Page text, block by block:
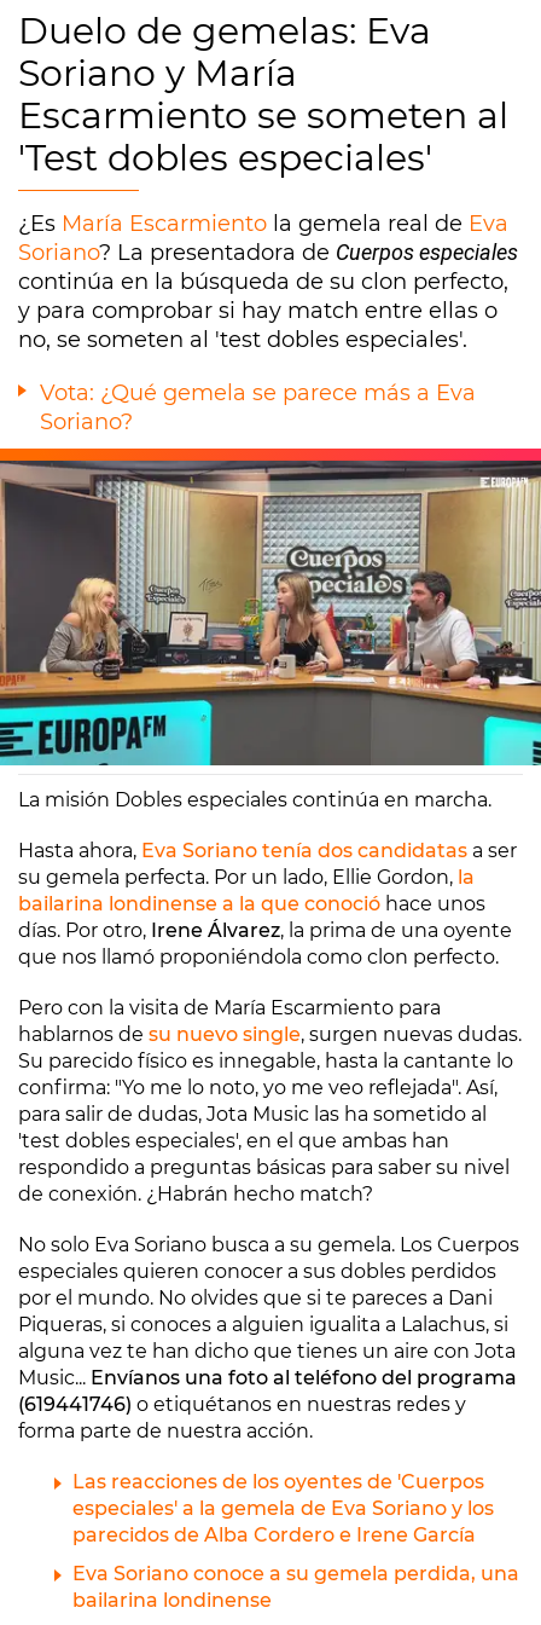
Duelo de gemelas: Eva
Soriano y María
Escarmiento se someten al
'Test dobles especiales'
¿Es María Escarmiento la gemela real de Eva
Soriano? La presentadora de Cuerpos especiales
continúa en la búsqueda de su clon perfecto,
y para comprobar si hay match entre ellas o
no, se someten al 'test dobles especiales'.
Vota: ¿Qué gemela se parece más a Eva
Soriano?
Europa FM
Madrid 11/04/2024 13:03
La misión Dobles especiales continúa en marcha.
Hasta ahora, Eva Soriano tenía dos candidatas a ser
su gemela perfecta. Por un lado, Ellie Gordon, la
bailarina londinense a la que conoció hace unos
días. Por otro, Irene Álvarez, la prima de una oyente
que nos llamó proponiéndola como clon perfecto.
Pero con la visita de María Escarmiento para
hablarnos de su nuevo single, surgen nuevas dudas.
Su parecido físico es innegable, hasta la cantante lo
confirma: "Yo me lo noto, yo me veo reflejada". Así,
para salir de dudas, Jota Music las ha sometido al
'test dobles especiales', en el que ambas han
respondido a preguntas básicas para saber su nivel
de conexión. ¿Habrán hecho match?
No solo Eva Soriano busca a su gemela. Los Cuerpos
especiales quieren conocer a sus dobles perdidos
por el mundo. No olvides que si te pareces a Dani
Piqueras, si conoces a alguien igualita a Lalachus, si
alguna vez te han dicho que tienes un aire con Jota
Music... Envíanos una foto al teléfono del programa
(619441746) o etiquétanos en nuestras redes y
forma parte de nuestra acción.
Las reacciones de los oyentes de 'Cuerpos
especiales' a la gemela de Eva Soriano y los
parecidos de Alba Cordero e Irene García
Eva Soriano conoce a su gemela perdida, una
bailarina londinense